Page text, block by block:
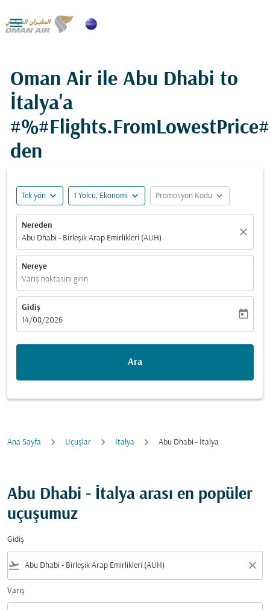

Oman Air ile Abu Dhabi to
İtalya'a
den
Tek yön expand_more 1 Yolcu, Ekonomi expand_more Promosyon Kodu expand_more
Nereden
Abu Dhabi - Birleşik Arap Emirlikleri (AUH)
close
Nereye
Varış noktasını girin
Gidiş
fc-booking-departure-date-aria-label
14/08/2026
today
Ara
Ana Sayfa Uçuşlar İtalya Abu Dhabi - İtalya
Abu Dhabi - İtalya arası en popüler
uçuşumuz
Gidiş
flight_takeoff close
Varış